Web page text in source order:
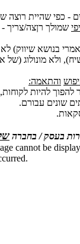
- כפי שהיית רוצה
שמולך רןצה/צריך -
שיווק) לאדם 1, מעין
ולא מונולוג (של
והתאמה:
להיות לקוחות,
שונים עבורם.
בעסק / בחברה